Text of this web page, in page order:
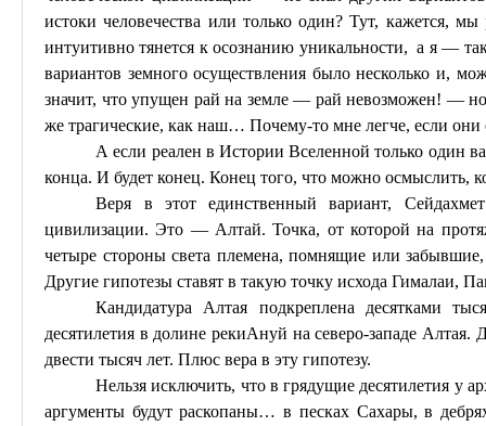
истоки человечества или только один? Тут, кажется,
интуитивно тянется к осознанию уникальности, а я —
вариантов земного осуществления было несколько и,
значит, что упущен рай на земле — рай невозможен! —
же трагические, как наш… Почему-то мне легче, если они
А если реален в Истории Вселенной только один
конца. И будет конец. Конец того, что можно осмыслить,
Веря в этот единственный вариант, Сейдахмет
цивилизации. Это — Алтай. Точка, от которой на
четыре стороны света племена, помнящие или
Другие гипотезы ставят в такую точку исхода Гималаи,
Кандидатура Алтая подкреплена десятками
десятилетия в долине рекиАнуй на северо-западе Алтая.
двести тысяч лет. Плюс вера в эту гипотезу.
Нельзя исключить, что в грядущие десятилетия у
аргументы будут раскопаны… в песках Сахары, в